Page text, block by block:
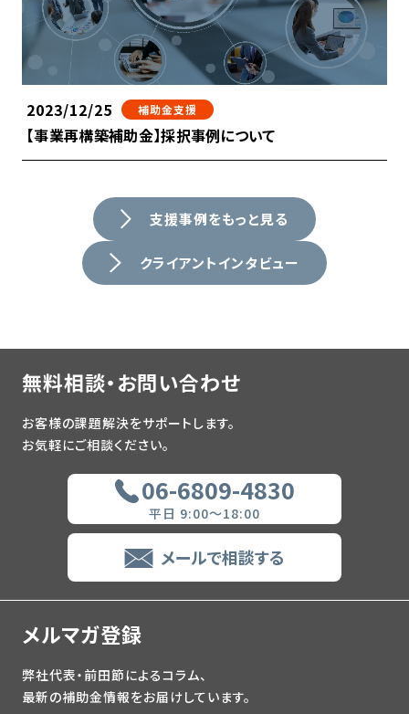
2023/12/25 補助金支援
【事業再構築補助金】採択事例について
支援事例をもっと見る
クライアントインタビュー
無料相談・お問い合わせ
お客様の課題解決をサポートします。
お気軽にご相談ください。
06-6809-4830
平日 9:00～18:00
メールで相談する
メルマガ登録
弊社代表・前田節によるコラム、
最新の補助金情報をお届けしています。